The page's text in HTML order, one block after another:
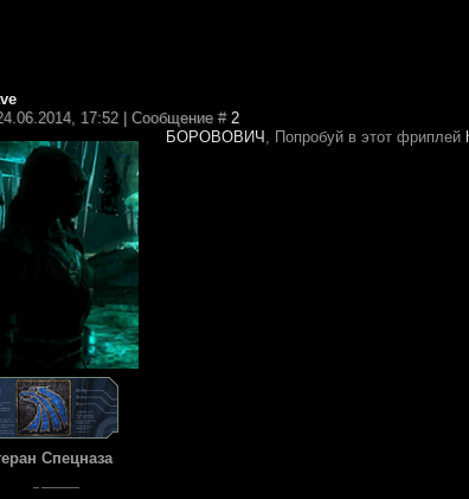
17:52 | Сообщение # 2
Спецназа
БОРОВОВИЧ , Попробуй в этот фриплей